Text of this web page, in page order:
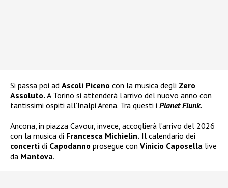
Si passa poi ad Ascoli Piceno con la musica degli Zero
Assoluto. A Torino si attenderà l’arrivo del nuovo anno con
tantissimi ospiti all’Inalpi Arena. Tra questi i Planet Flunk.
Ancona, in piazza Cavour, invece, accoglierà l’arrivo del 2026
con la musica di Francesca Michielin. Il calendario dei
concerti di Capodanno prosegue con Vinicio Caposella live
da Mantova.